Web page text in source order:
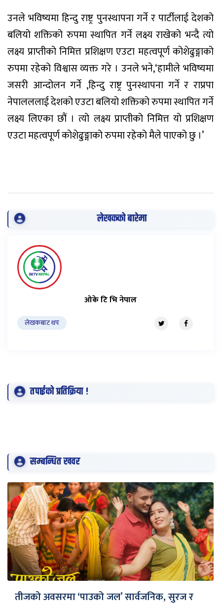
उनले भविष्यमा हिन्दु राष्ट्र पुनस्थापना गर्ने र पार्टीलाई देशको
बलियो शक्तिको रुपमा स्थापित गर्ने लक्ष्य राखेको भन्दै त्यो
लक्ष्य प्राप्तीको निमित्त प्रशिक्षण एउटा महत्वपूर्ण कोशेढुङ्गाको
रुपमा रहेको विश्वास व्यक्त गरे । उनले भने,‘हामीले भविष्यमा
जसरी आन्दोलन गर्ने ,हिन्दु राष्ट्र पुनस्थापना गर्ने र राप्रपा
नेपालललाई देशको एउटा बलियो शक्तिको रुपमा स्थापित गर्ने
लक्ष्य लिएका छौं । त्यो लक्ष्य प्राप्तीको निमित्त यो प्रशिक्षण
एउटा महत्वपूर्ण कोशेढुङ्गाको रुपमा रहेको मैले पाएको छु ।’
लेखकको बारेमा
ओके टि भि नेपाल
लेखकबाट थप
तपाईको प्रतिक्रिया !
सम्बन्धित खवर
तीजको अवसरमा ‘पाउको जल’ सार्वजनिक, सुरज र